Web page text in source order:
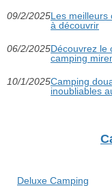
09/2/2025Les meilleurs
à découvrir
06/2/2025Découvrez le
camping
10/1/2025Camping
inoubliables
Deluxe Camping